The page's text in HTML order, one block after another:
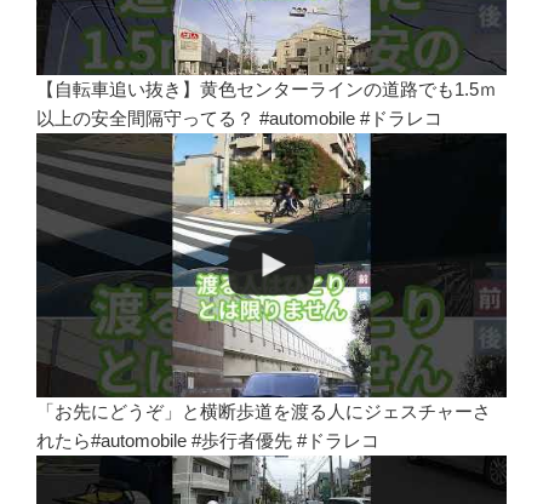
【自転車追い抜き】黄色センターラインの道路でも1.5ｍ
以上の安全間隔守ってる？ #automobile #ドラレコ
「お先にどうぞ」と横断歩道を渡る人にジェスチャーさ
れたら#automobile #歩行者優先 #ドラレコ